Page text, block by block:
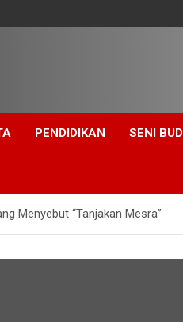
PENDIDIKAN SENI
Menyebut “Tanjakan Mesra”